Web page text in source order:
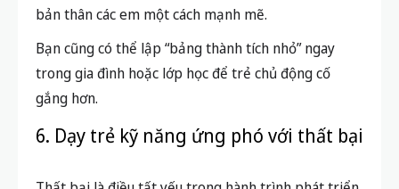
bản thân các em một cách mạnh mẽ.
Bạn cũng có thể lập “bảng thành tích nhỏ” ngay
trong gia đình hoặc lớp học để trẻ chủ động cố
gắng hơn.
6. Dạy trẻ kỹ năng ứng phó với thất bại